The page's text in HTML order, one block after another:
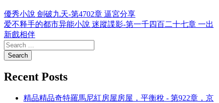
優秀小說 劍破九天-第4702章 逼宮分享
爱不释手的都市异能小說 迷蹤諜影-第一千四百二十七章 一出
新戲相伴
Recent Posts
精品精品奇特羅馬尼紅房屋房屋，平衡稅 - 第922章，京